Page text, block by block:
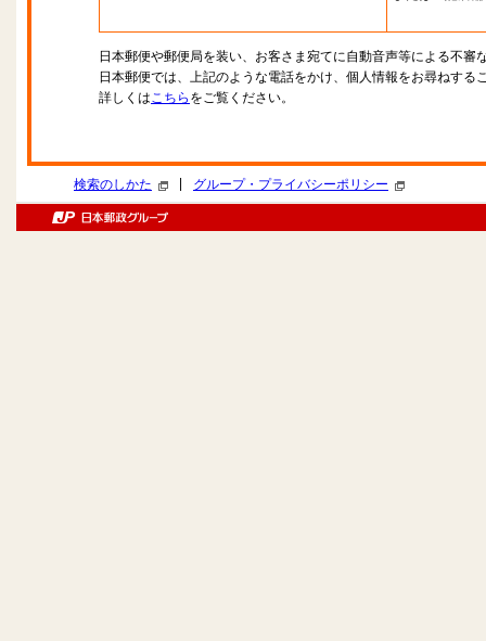
日本郵便や郵便局を装い、お客さま宛てに自動音声等による不審
日本郵便では、上記のような電話をかけ、個人情報をお尋ねする
詳しくはこちら をご覧ください。
検索のしかた グループ・プライバシーポリシー